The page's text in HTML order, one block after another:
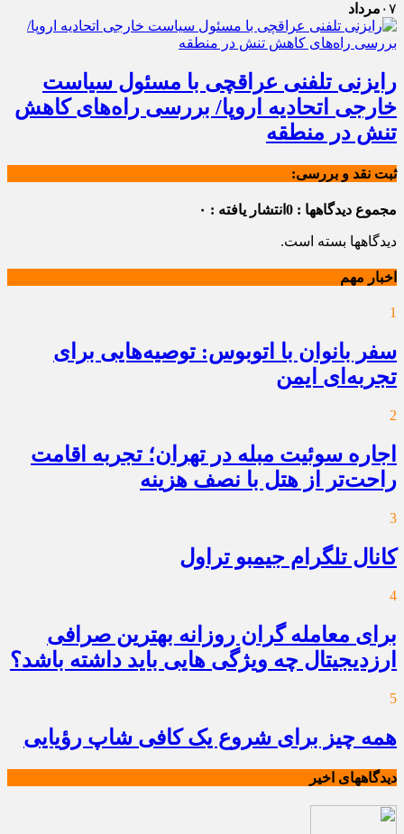
۰۷ مرداد
رایزنی تلفنی عراقچی با مسئول سیاست
خارجی اتحادیه اروپا/ بررسی راه‌های کاهش
تنش در منطقه
ثبت نقد و بررسی:
مجموع دیدگاهها : 0 انتشار یافته : ۰
دیدگاهها بسته است.
اخبار مهم
1
سفر بانوان با اتوبوس: توصیه‌هایی برای
تجربه‌ای ایمن
2
اجاره سوئیت مبله در تهران؛ تجربه اقامت
راحت‌تر از هتل با نصف هزینه
3
کانال تلگرام جیمبو تراول
4
برای معامله گران روزانه بهترین صرافی
ارزدیجیتال چه ویژگی هایی باید داشته باشد؟
5
همه چیز برای شروع یک کافی شاپ رؤیایی
دیدگاههای اخیر